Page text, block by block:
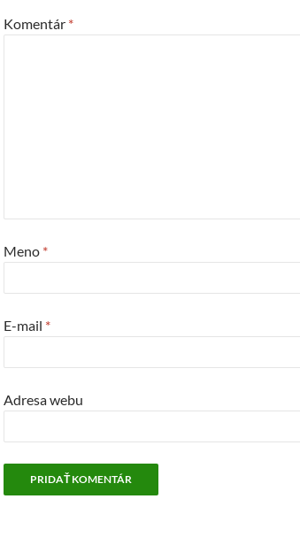
Komentár *
Meno *
E-mail *
Adresa webu